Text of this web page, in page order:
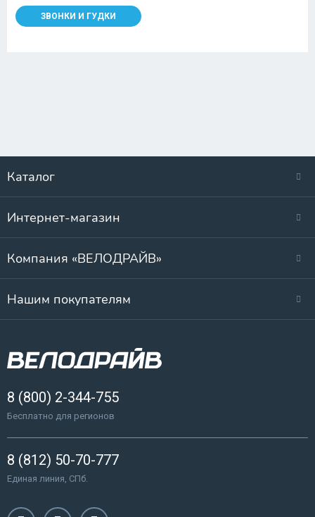
ЗВОНКИ И ГУДКИ
Каталог
Интернет-магазин
Компания «ВЕЛОДРАЙВ»
Нашим покупателям
8 (800) 2-344-755
Бесплатно для регионов
8 (812) 50-70-777
Единая линия, СПб.